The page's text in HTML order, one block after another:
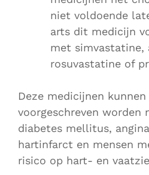
niet voldoende
arts dit medicijn
met simvastatine,
rosuvastatine of
Deze medicijnen
voorgeschreven worden
diabetes mellitus,
hartinfarct en mensen
risico op hart- en